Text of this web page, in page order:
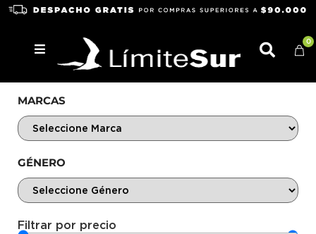
0
MARCAS
GÉNERO
Filtrar por precio